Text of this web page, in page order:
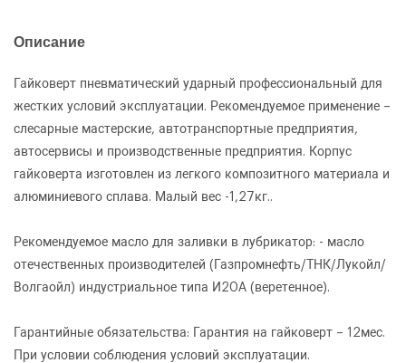
Описание
Гайковерт пневматический ударный профессиональный для
жестких условий эксплуатации. Рекомендуемое применение –
слесарные мастерские, автотранспортные предприятия,
автосервисы и производственные предприятия. Корпус
гайковерта изготовлен из легкого композитного материала и
алюминиевого сплава. Малый вес -1,27кг..
Рекомендуемое масло для заливки в лубрикатор: - масло
отечественных производителей (Газпромнефть/ТНК/Лукойл/
Волгаойл) индустриальное типа И20А (веретенное).
Гарантийные обязательства: Гарантия на гайковерт – 12мес.
При условии соблюдения условий эксплуатации.